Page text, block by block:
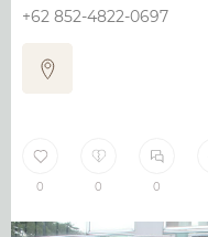
+62 852-4822-0697
0 0 0